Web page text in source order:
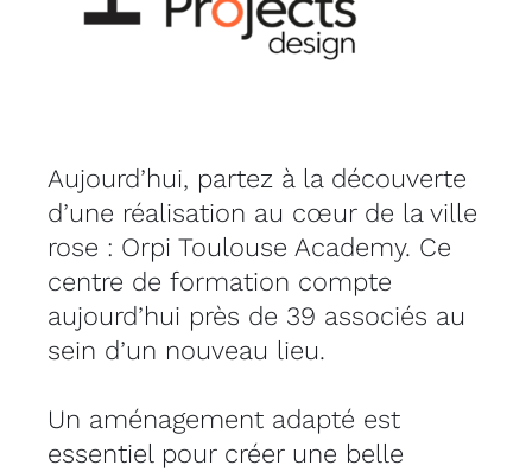
Aujourd’hui, partez à la découverte
d’une réalisation au cœur de la ville
rose : Orpi Toulouse Academy. Ce
centre de formation compte
aujourd’hui près de 39 associés au
sein d’un nouveau lieu.
Un aménagement adapté est
essentiel pour créer une belle